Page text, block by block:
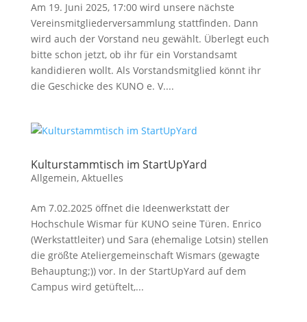
Am 19. Juni 2025, 17:00 wird unsere nächste
Vereinsmitgliederversammlung stattfinden. Dann
wird auch der Vorstand neu gewählt. Überlegt euch
bitte schon jetzt, ob ihr für ein Vorstandsamt
kandidieren wollt. Als Vorstandsmitglied könnt ihr
die Geschicke des KUNO e. V....
Kulturstammtisch im StartUpYard
Allgemein, Aktuelles
Am 7.02.2025 öffnet die Ideenwerkstatt der
Hochschule Wismar für KUNO seine Türen. Enrico
(Werkstattleiter) und Sara (ehemalige Lotsin) stellen
die größte Ateliergemeinschaft Wismars (gewagte
Behauptung;)) vor. In der StartUpYard auf dem
Campus wird getüftelt,...